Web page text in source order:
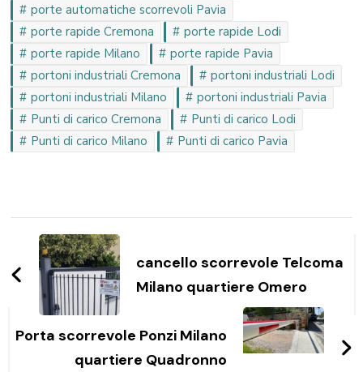
porte automatiche scorrevoli Pavia
porte rapide Cremona
porte rapide Lodi
porte rapide Milano
porte rapide Pavia
portoni industriali Cremona
portoni industriali Lodi
portoni industriali Milano
portoni industriali Pavia
Punti di carico Cremona
Punti di carico Lodi
Punti di carico Milano
Punti di carico Pavia
Navigazione
articoli
cancello scorrevole Telcoma
Milano quartiere Omero
Porta scorrevole Ponzi Milano
quartiere Quadronno